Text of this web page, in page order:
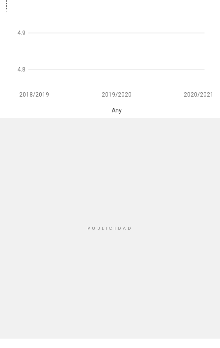
2018/2019 2019/2020 2020/2021
Any
4.8
4.9